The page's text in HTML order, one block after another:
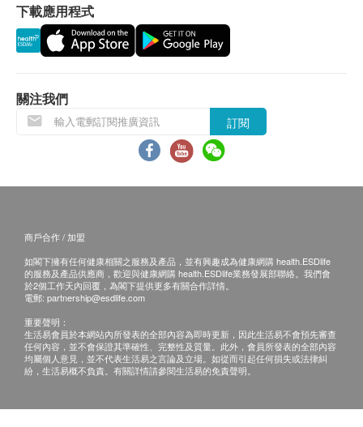
若以每天服用2 粒健知己 – 高效濃縮 紅麴計算，
即攝取了9.6毫克莫那可林，份量最有利人體吸收。
高脂肪飲食
常吃海鮮內臟
此產品適合關注血脂／膽固醇的人士服用
成份
紅麴、明膠、姬松茸
注意
哺乳期或懷孕婦女、正服用醫生處方藥物或長期病
患者、
對本品成分過敏或有任何疑問人士，請先諮詢醫生
一般營養補充品適合18歲以上人士食用，根據產品
下載應用程式
關注我們
訂閱
商戶合作 / 加盟
如閣下擁有任何健康相關之服務及產品，並有興趣成為健康網購 health.ESDlife
的服務及產品供應商，歡迎與健康網購 health.ESDlife業務發展部聯絡。我們會
於2個工作天內回覆，為閣下提供更多有關合作詳情。
電郵: partnership@esdlife.com
重要聲明：
生活易會員於本網站內所發表的全部內容為即時更新，因此生活易不會預先審查
任何內容，並不會保證其準確性、完整性及質量。此外，會員所發表的全部內容
均屬個人意見，並不代表生活易之言論及立場。如從而引起任何損失或法律糾
紛，生活易概不負責。有關詳情請參閱生活易的免責聲明。